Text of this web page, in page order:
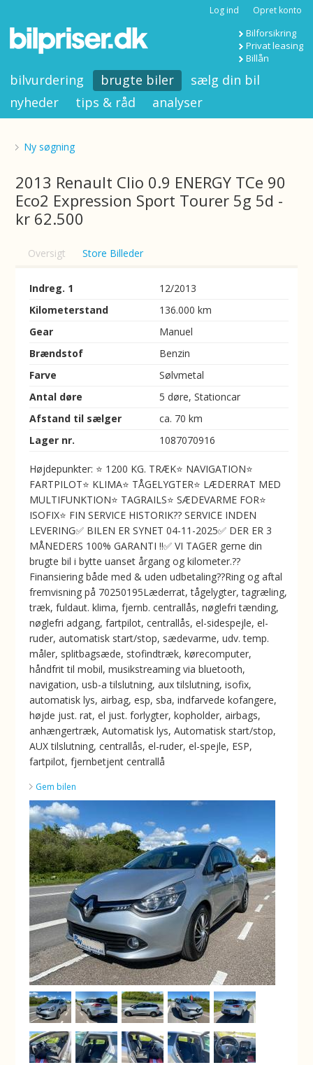
Log ind Opret konto
Bilforsikring
Privat leasing
Billån
bilvurdering brugte biler
sælg din bil
nyheder
tips & råd analyser
Ny søgning
2013 Renault Clio 0.9 ENERGY TCe 90
Eco2 Expression Sport Tourer 5g 5d -
kr 62.500
Oversigt Store Billeder
Indreg. 1
12/2013
Kilometerstand
136.000 km
Gear
Manuel
Brændstof
Benzin
Farve
Sølvmetal
Antal døre
5 døre, Stationcar
Afstand til sælger
ca. 70 km
Lager nr.
1087070916
Højdepunkter: ⭐ 1200 KG. TRÆK⭐ NAVIGATION⭐
FARTPILOT⭐ KLIMA⭐ TÅGELYGTER⭐ LÆDERRAT MED
MULTIFUNKTION⭐ TAGRAILS⭐ SÆDEVARME FOR⭐
ISOFIX⭐ FIN SERVICE HISTORIK??️ SERVICE INDEN
LEVERING✅ BILEN ER SYNET 04-11-2025✅ DER ER 3
MÅNEDERS 100% GARANTI !!✅ VI TAGER gerne din
brugte bil i bytte uanset årgang og kilometer.??
Finansiering både med & uden udbetaling??Ring og aftal
fremvisning på 70250195Læderrat, tågelygter, tagræling,
træk, fuldaut. klima, fjernb. centrallås, nøglefri tænding,
nøglefri adgang, fartpilot, centrallås, el-sidespejle, el-
ruder, automatisk start/stop, sædevarme, udv. temp.
måler, splitbagsæde, stofindtræk, kørecomputer,
håndfrit til mobil, musikstreaming via bluetooth,
navigation, usb-a tilslutning, aux tilslutning, isofix,
automatisk lys, airbag, esp, sba, indfarvede kofangere,
højde just. rat, el just. forlygter, kopholder, airbags,
anhængertræk, Automatisk lys, Automatisk start/stop,
AUX tilslutning, centrallås, el-ruder, el-spejle, ESP,
fartpilot, fjernbetjent centrallå
Gem bilen